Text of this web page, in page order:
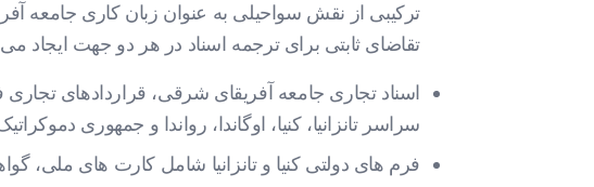
ترکیبی از نقش سواحیلی به عنوان زبان کاری جامعه
تقاضای ثابتی برای ترجمه اسناد در هر دو جهت ایجاد می
اسناد تجاری جامعه آفریقای شرقی، قراردادهای
سراسر تانزانیا، کنیا، اوگاندا، رواندا و جمهوری
فرم های دولتی کنیا و تانزانیا شامل کارت های ملی،